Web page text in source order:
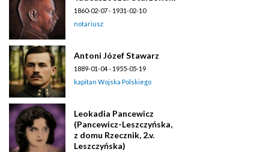
1860-02-07 - 1931-02-10
notariusz
Antoni Józef Stawarz
1889-01-04 - 1955-05-19
kapitan Wojska Polskiego
Leokadia Pancewicz
(Pancewicz-Leszczyńska,
z domu Rzecznik, 2.v.
Leszczyńska)